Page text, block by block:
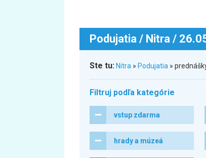
Podujatia / Nitra /
Ste tu: Nitra » Podujatia »
Filtruj podľa kategórie
vstup zdarma
hrady a múzeá